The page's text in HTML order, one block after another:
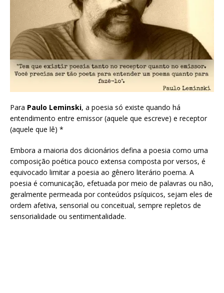
Para Paulo Leminski, a poesia só existe quando há
entendimento entre emissor (aquele que escreve) e receptor
(aquele que lê) *
Embora a maioria dos dicionários defina a poesia como uma
composição poética pouco extensa composta por versos, é
equivocado limitar a poesia ao gênero literário poema. A
poesia é comunicação, efetuada por meio de palavras ou não,
geralmente permeada por conteúdos psíquicos, sejam eles de
ordem afetiva, sensorial ou conceitual, sempre repletos de
sensorialidade ou sentimentalidade.